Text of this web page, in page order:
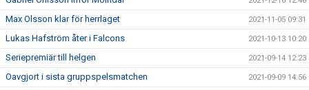
Max Olsson klar för herrlaget 2021-11-05 09:31
Lukas Hafström åter i Falcons 2021-10-13 10:20
Seriepremiär till helgen 2021-09-14 12:23
Oavgjort i sista gruppspelsmatchen 2021-09-09 14:56